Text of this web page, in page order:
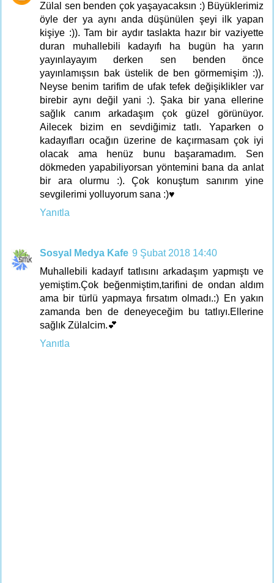
Zülal sen benden çok yaşayacaksın :) Büyüklerimiz
öyle der ya aynı anda düşünülen şeyi ilk yapan
kişiye :)). Tam bir aydır taslakta hazır bir vaziyette
duran muhallebili kadayıfı ha bugün ha yarın
yayınlayayım derken sen benden önce
yayınlamışsın bak üstelik de ben görmemişim :)).
Neyse benim tarifim de ufak tefek değişiklikler var
birebir aynı değil yani :). Şaka bir yana ellerine
sağlık canım arkadaşım çok güzel görünüyor.
Ailecek bizim en sevdiğimiz tatlı. Yaparken o
kadayıfları ocağın üzerine de kaçırmasam çok iyi
olacak ama henüz bunu başaramadım. Sen
dökmeden yapabiliyorsan yöntemini bana da anlat
bir ara olurmu :). Çok konuştum sanırım yine
sevgilerimi yolluyorum sana :)♥
Yanıtla
Sosyal Medya Kafe 9 Şubat 2018 14:40
Muhallebili kadayıf tatlısını arkadaşım yapmıştı ve
yemiştim.Çok beğenmiştim,tarifini de ondan aldım
ama bir türlü yapmaya fırsatım olmadı.:) En yakın
zamanda ben de deneyeceğim bu tatlıyı.Ellerine
sağlık Zülalcim.💕
Yanıtla